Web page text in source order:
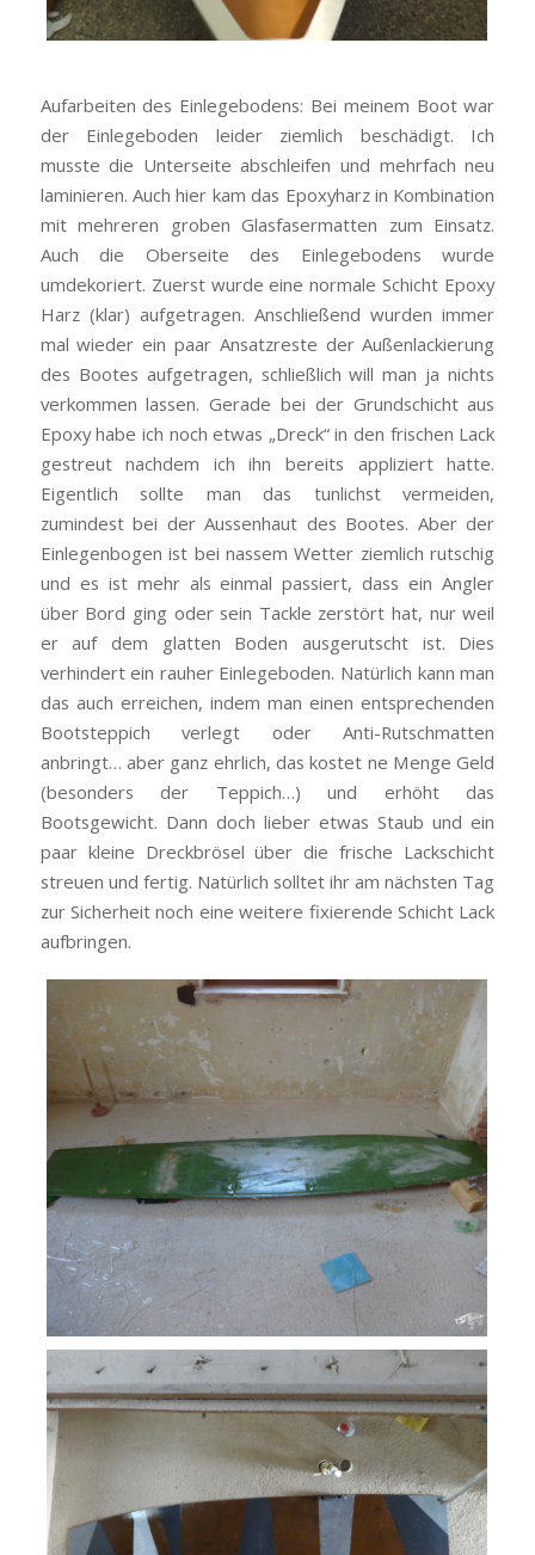
Aufarbeiten des Einlegebodens: Bei meinem Boot war
der Einlegeboden leider ziemlich beschädigt. Ich
musste die Unterseite abschleifen und mehrfach neu
laminieren. Auch hier kam das Epoxyharz in Kombination
mit mehreren groben Glasfasermatten zum Einsatz.
Auch die Oberseite des Einlegebodens wurde
umdekoriert. Zuerst wurde eine normale Schicht Epoxy
Harz (klar) aufgetragen. Anschließend wurden immer
mal wieder ein paar Ansatzreste der Außenlackierung
des Bootes aufgetragen, schließlich will man ja nichts
verkommen lassen. Gerade bei der Grundschicht aus
Epoxy habe ich noch etwas „Dreck“ in den frischen Lack
gestreut nachdem ich ihn bereits appliziert hatte.
Eigentlich sollte man das tunlichst vermeiden,
zumindest bei der Aussenhaut des Bootes. Aber der
Einlegenbogen ist bei nassem Wetter ziemlich rutschig
und es ist mehr als einmal passiert, dass ein Angler
über Bord ging oder sein Tackle zerstört hat, nur weil
er auf dem glatten Boden ausgerutscht ist. Dies
verhindert ein rauher Einlegeboden. Natürlich kann man
das auch erreichen, indem man einen entsprechenden
Bootsteppich verlegt oder Anti-Rutschmatten
anbringt… aber ganz ehrlich, das kostet ne Menge Geld
(besonders der Teppich…) und erhöht das
Bootsgewicht. Dann doch lieber etwas Staub und ein
paar kleine Dreckbrösel über die frische Lackschicht
streuen und fertig. Natürlich solltet ihr am nächsten Tag
zur Sicherheit noch eine weitere fixierende Schicht Lack
aufbringen.